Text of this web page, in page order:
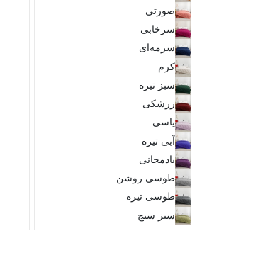
صورتی
سرخابی
سرمه‌ای
کرم
سبز تیره
زرشکی
یاسی
آبی تیره
بادمجانی
طوسی روشن
طوسی تیره
سبز سیج